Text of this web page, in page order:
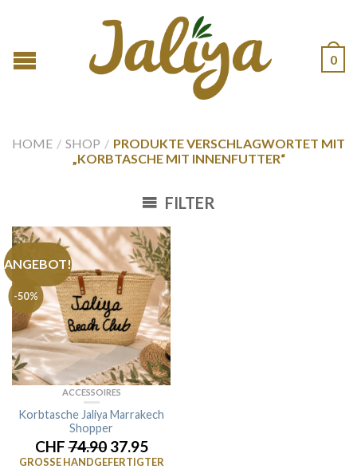
0
HOME / SHOP / PRODUKTE VERSCHLAGWORTET MIT
„KORBTASCHE MIT INNENFUTTER“
FILTER
-50%
ANGEBOT!
ACCESSOIRES
Korbtasche Jaliya Marrakech
Shopper
CHF74.9037.95
GROSSE HANDGEFERTIGTER